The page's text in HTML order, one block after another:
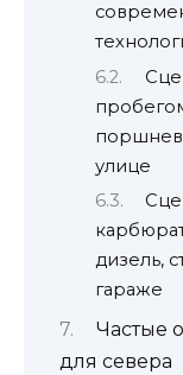
улице
дизель,
гараже
Частые
для севера